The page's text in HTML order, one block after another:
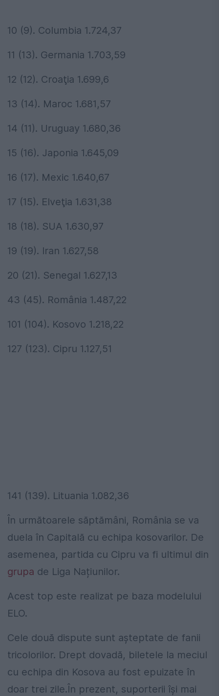
10 (9). Columbia 1.724,37
11 (13). Germania 1.703,59
12 (12). Croaţia 1.699,6
13 (14). Maroc 1.681,57
14 (11). Uruguay 1.680,36
15 (16). Japonia 1.645,09
16 (17). Mexic 1.640,67
17 (15). Elveţia 1.631,38
18 (18). SUA 1.630,97
19 (19). Iran 1.627,58
20 (21). Senegal 1.627,13
43 (45). România 1.487,22
101 (104). Kosovo 1.218,22
127 (123). Cipru 1.127,51
141 (139). Lituania 1.082,36
În următoarele săptămâni, România se va
duela în Capitală cu echipa kosovarilor. De
asemenea, partida cu Cipru va fi ultimul din
grupa de Liga Națiunilor.
Acest top este realizat pe baza modelului
ELO.
Cele două dispute sunt așteptate de fanii
tricolorilor. Drept dovadă, biletele la meciul
cu echipa din Kosova au fost epuizate în
doar trei zile.În prezent, suporterii își mai